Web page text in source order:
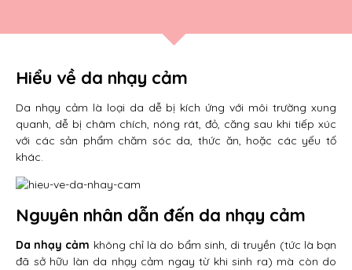
Hiểu về da nhạy cảm
Da nhạy cảm là loại da dễ bị kích ứng với môi trường xung
quanh, dễ bị châm chích, nóng rát, đỏ, căng sau khi tiếp xúc
với các sản phẩm chăm sóc da, thức ăn, hoặc các yếu tố
khác.
Nguyên nhân dẫn đến da nhạy cảm
Da nhạy cảm không chỉ là do bẩm sinh, di truyền (tức là bạn
đã sở hữu làn da nhạy cảm ngay từ khi sinh ra) mà còn do